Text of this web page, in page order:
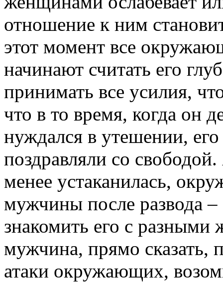
отношение к ним
этот момент все
начинают считать его
принимать все усилия,
что в то время, когда он
нуждался в утешении,
поздравляли со
менее устаканилась,
мужчины после развода
знакомить его с
мужчина, прямо сказать,
атаки окружающих,